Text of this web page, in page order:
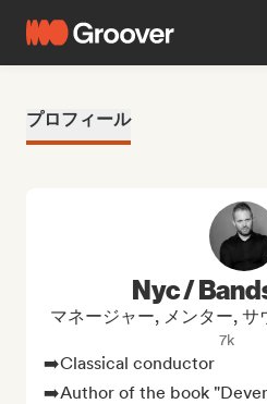
プロフィール
Nyc /
マネージャー, メンター, サ
7k
➡️Classical conductor
➡️Author of the book